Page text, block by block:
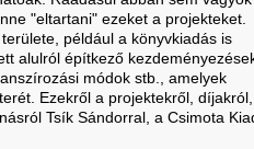
"eltartani" ezeket a projekteket.
például a könyvkiadás is
alulról építkező
módok stb., amelyek
Ezekről a projektekről,
Tsík Sándorral, a Csimota